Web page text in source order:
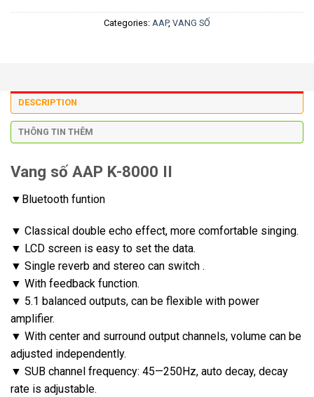
Categories: AAP, VANG SỐ
DESCRIPTION
THÔNG TIN THÊM
Vang số AAP K-8000 II
▼Bluetooth funtion
▼ Classical double echo effect, more comfortable singing.
▼ LCD screen is easy to set the data.
▼ Single reverb and stereo can switch .
▼ With feedback function.
▼ 5.1 balanced outputs, can be flexible with power
amplifier.
▼ With center and surround output channels, volume can be
adjusted independently.
▼ SUB channel frequency: 45—250Hz, auto decay, decay
rate is adjustable.